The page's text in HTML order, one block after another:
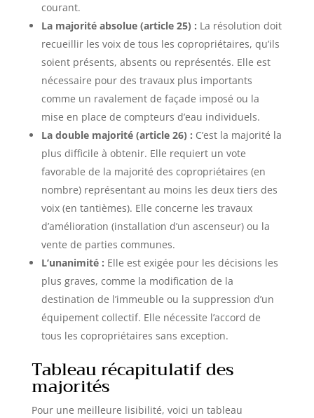
courant.
La majorité absolue (article 25) : La résolution doit
recueillir les voix de tous les copropriétaires, qu’ils
soient présents, absents ou représentés. Elle est
nécessaire pour des travaux plus importants
comme un ravalement de façade imposé ou la
mise en place de compteurs d’eau individuels.
La double majorité (article 26) : C’est la majorité la
plus difficile à obtenir. Elle requiert un vote
favorable de la majorité des copropriétaires (en
nombre) représentant au moins les deux tiers des
voix (en tantièmes). Elle concerne les travaux
d’amélioration (installation d’un ascenseur) ou la
vente de parties communes.
L’unanimité : Elle est exigée pour les décisions les
plus graves, comme la modification de la
destination de l’immeuble ou la suppression d’un
équipement collectif. Elle nécessite l’accord de
tous les copropriétaires sans exception.
Tableau récapitulatif des
majorités
Pour une meilleure lisibilité, voici un tableau